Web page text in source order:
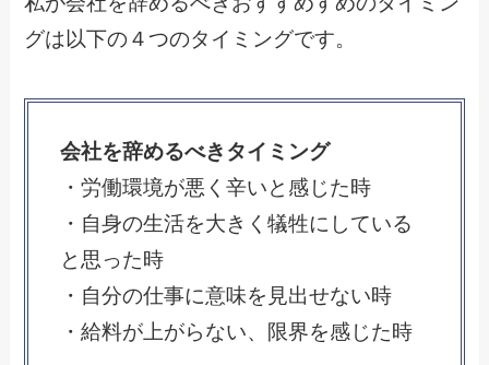
グは以下の４つのタイミングです。
会社を辞めるべきタイミング
・労働環境が悪く辛いと感じた時
・自身の生活を大きく犠牲にしている
と思った時
・自分の仕事に意味を見出せない時
・給料が上がらない、限界を感じた時